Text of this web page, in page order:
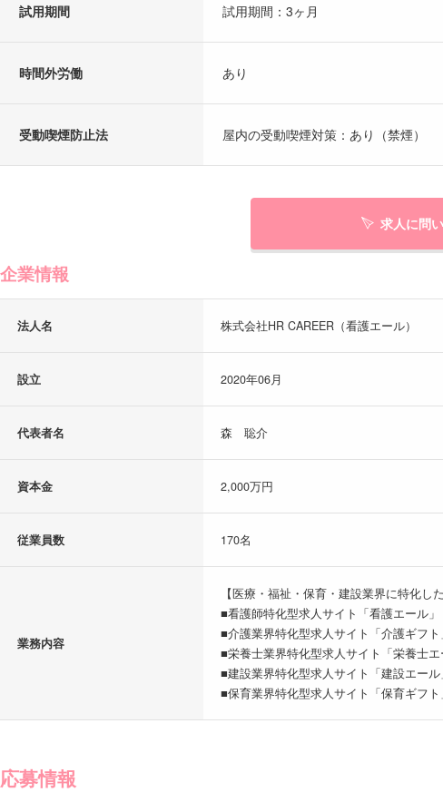
試用期間 試用期間：3ヶ月
時間外労働 あり
受動喫煙防止法 屋内の受動喫煙対策：あり（禁煙）
求人に問
企業情報
法人名 株式会社HR CAREER（看護エール）
設立 2020年06月
代表者名 森 聡介
資本金 2,000万円
従業員数 170名
業務内容
【医療・福祉・保育・建設業界に特化し
■看護師特化型求人サイト「看護エール」
■介護業界特化型求人サイト「介護ギフト
■栄養士業界特化型求人サイト「栄養士エ
■建設業界特化型求人サイト「建設エール
■保育業界特化型求人サイト「保育ギフト
応募情報